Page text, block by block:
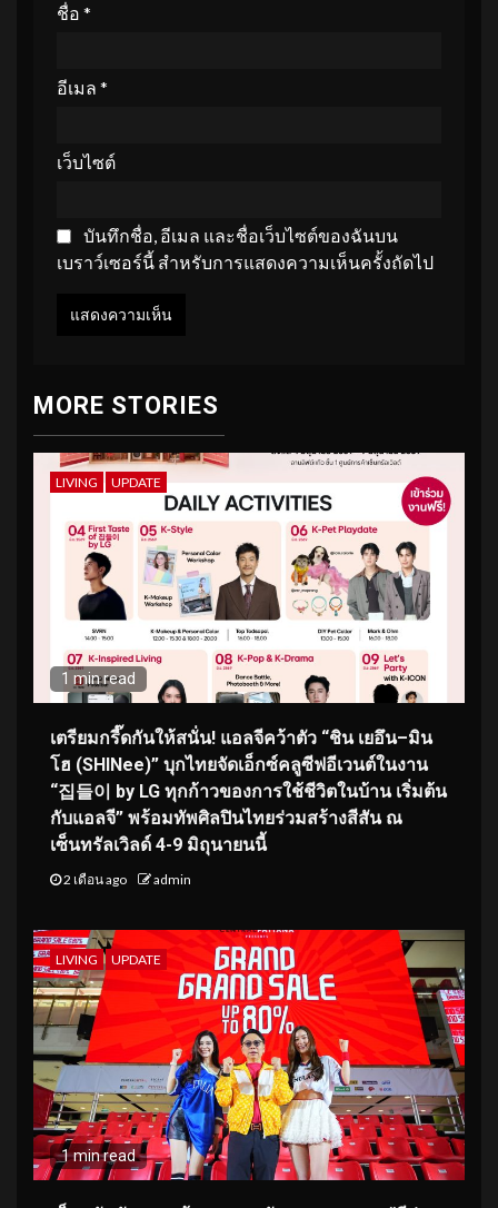
ชื่อ *
อีเมล *
เว็บไซต์
บันทึกชื่อ, อีเมล และชื่อเว็บไซต์ของฉันบน
เบราว์เซอร์นี้ สำหรับการแสดงความเห็นครั้งถัดไป
MORE STORIES
LIVING UPDATE
1 min read
เตรียมกรี๊ดกันให้สนั่น! แอลจีคว้าตัว “ชิน เยอึน–มิน
โฮ (SHINee)” บุกไทยจัดเอ็กซ์คลูซีฟอีเวนต์ในงาน
“집들이 by LG ทุกก้าวของการใช้ชีวิตในบ้าน เริ่มต้น
กับแอลจี” พร้อมทัพศิลปินไทยร่วมสร้างสีสัน ณ
เซ็นทรัลเวิลด์ 4-9 มิถุนายนนี้
2 เดือน ago admin
LIVING UPDATE
1 min read